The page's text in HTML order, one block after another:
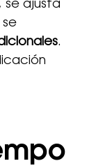
se ajusta
.